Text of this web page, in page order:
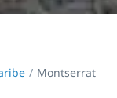
Montserrat